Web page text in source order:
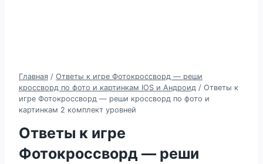
Главная / Ответы к игре Фотокроссворд — реши
кроссворд по фото и картинкам IOS и Андроид / Ответы к
игре Фотокроссворд — реши кроссворд по фото и
картинкам 2 комплект уровней
Ответы к игре
Фотокроссворд — реши